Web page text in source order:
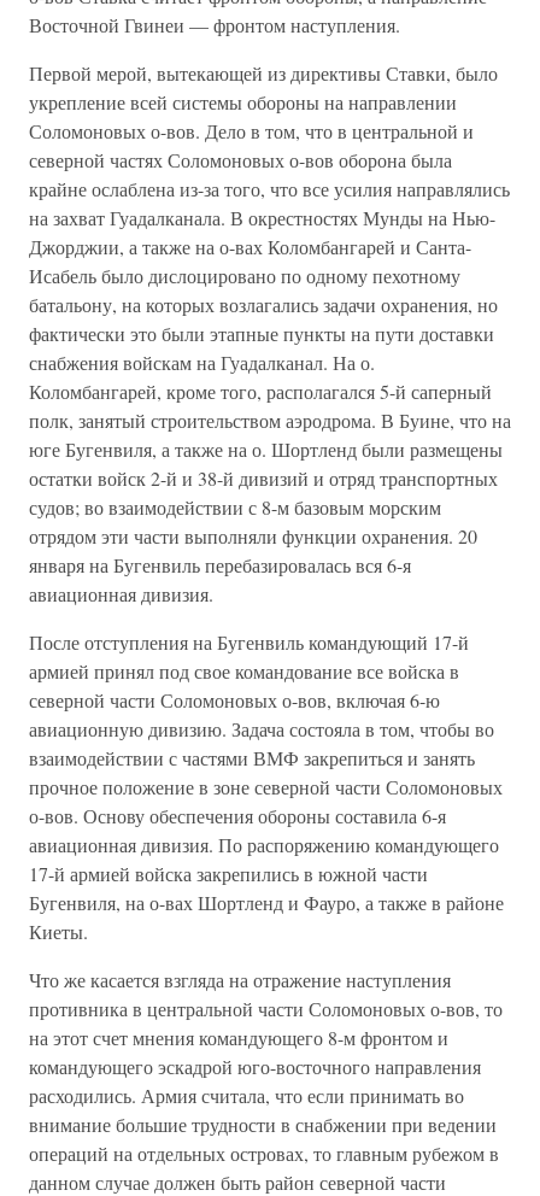
Восточной Гвинеи — фронтом наступления.
Первой мерой, вытекающей из директивы Ставки, было
укрепление всей системы обороны на направлении
Соломоновых о-вов. Дело в том, что в центральной и
северной частях Соломоновых о-вов оборона была
крайне ослаблена из-за того, что все усилия направлялись
на захват Гуадалканала. В окрестностях Мунды на Нью-
Джорджии, а также на о-вах Коломбангарей и Санта-
Исабель было дислоцировано по одному пехотному
батальону, на которых возлагались задачи охранения, но
фактически это были этапные пункты на пути доставки
снабжения войскам на Гуадалканал. На о.
Коломбангарей, кроме того, располагался 5-й саперный
полк, занятый строительством аэродрома. В Буине, что на
юге Бугенвиля, а также на о. Шортленд были размещены
остатки войск 2-й и 38-й дивизий и отряд транспортных
судов; во взаимодействии с 8-м базовым морским
отрядом эти части выполняли функции охранения. 20
января на Бугенвиль перебазировалась вся 6-я
авиационная дивизия.
После отступления на Бугенвиль командующий 17-й
армией принял под свое командование все войска в
северной части Соломоновых о-вов, включая 6-ю
авиационную дивизию. Задача состояла в том, чтобы во
взаимодействии с частями ВМФ закрепиться и занять
прочное положение в зоне северной части Соломоновых
о-вов. Основу обеспечения обороны составила 6-я
авиационная дивизия. По распоряжению командующего
17-й армией войска закрепились в южной части
Бугенвиля, на о-вах Шортленд и Фауро, а также в районе
Киеты.
Что же касается взгляда на отражение наступления
противника в центральной части Соломоновых о-вов, то
на этот счет мнения командующего 8-м фронтом и
командующего эскадрой юго-восточного направления
расходились. Армия считала, что если принимать во
внимание большие трудности в снабжении при ведении
операций на отдельных островах, то главным рубежом в
данном случае должен быть район северной части